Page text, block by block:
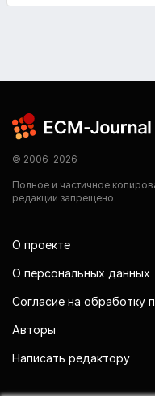
© 2006-2026
Полное и частичное
редакции запрещено.
О проекте
О персональных данных
Согласие на обработку
Авторы
Написать редактору